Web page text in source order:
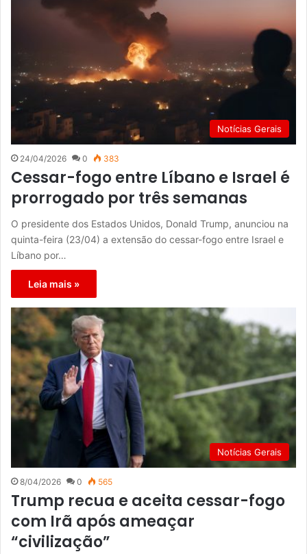
Notícias Gerais
24/04/2026 0 383
Cessar-fogo entre Líbano e Israel é
prorrogado por três semanas
O presidente dos Estados Unidos, Donald Trump, anunciou na
quinta-feira (23/04) a extensão do cessar-fogo entre Israel e
Líbano por…
Leia mais »
Notícias Gerais
8/04/2026 0 565
Trump recua e aceita cessar-fogo
com Irã após ameaçar
“civilização”